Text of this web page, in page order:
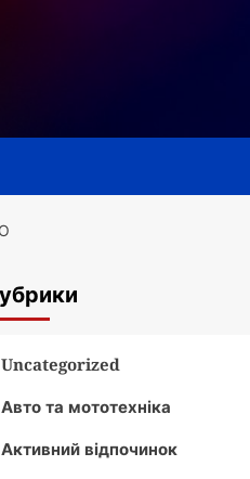
Uncategorized
Авто та мототехніка
Активний відпочинок